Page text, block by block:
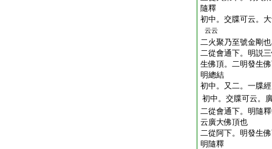
隨釋
初中。交牒可云。
云云
二火聚乃至號金剛
二從會通下。明説
生佛頂。二明發生
明總結
初中。又二。一牒
初中。交牒可云。
二從會通下。明隨
云廣大佛頂也
二從阿下。明發生
明隨釋